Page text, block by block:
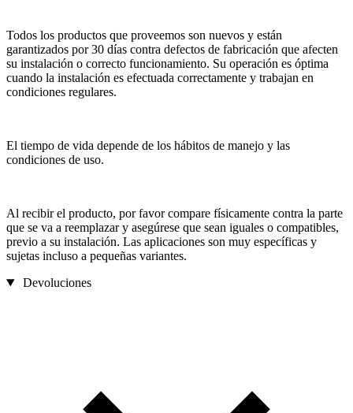
Todos los productos que proveemos son nuevos y están
garantizados por 30 días contra defectos de fabricación que afecten
su instalación o correcto funcionamiento. Su operación es óptima
cuando la instalación es efectuada correctamente y trabajan en
condiciones regulares.
El tiempo de vida depende de los hábitos de manejo y las
condiciones de uso.
Al recibir el producto, por favor compare físicamente contra la parte
que se va a reemplazar y asegúrese que sean iguales o compatibles,
previo a su instalación. Las aplicaciones son muy específicas y
sujetas incluso a pequeñas variantes.
Devoluciones